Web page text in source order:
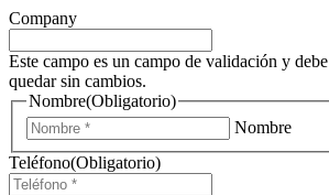
Company
Este campo es un campo de validación y debe
quedar sin cambios.
Nombre(Obligatorio)
Nombre
Teléfono(Obligatorio)